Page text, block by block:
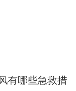
有哪些急救措